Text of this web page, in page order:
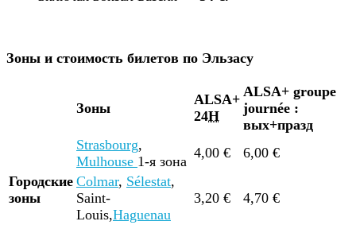
Зоны и стоимость билетов по Эльзасу
Зоны
ALSA+
24H
ALSA+ groupe
journée :
вых+празд
Городские
зоны
Strasbourg,
Mulhouse 1-я зона
4,00 €
6,00 €
Colmar, Sélestat,
Saint-
Louis,Haguenau
3,20 € 4,70 €